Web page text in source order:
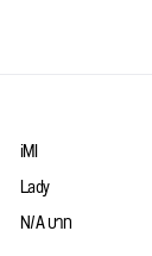
iMI
Lady
N/A บาท